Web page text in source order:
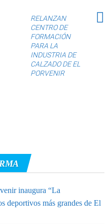
RELANZAN
CENTRO DE
FORMACIÓN
PARA LA
INDUSTRIA DE
CALZADO DE EL
PORVENIR
inaugura “La
deportivos más grandes de El